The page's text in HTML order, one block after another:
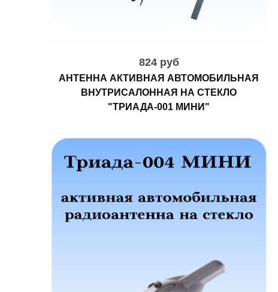
824 руб
АНТЕННА АКТИВНАЯ АВТОМОБИЛЬНАЯ
ВНУТРИСАЛОННАЯ НА СТЕКЛО
"ТРИАДА-001 МИНИ"